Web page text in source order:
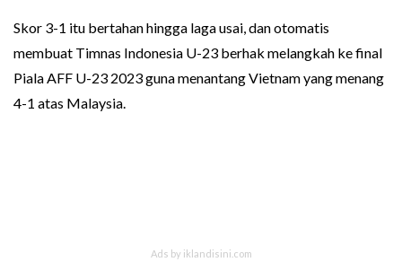
Skor 3-1 itu bertahan hingga laga usai, dan otomatis
membuat Timnas Indonesia U-23 berhak melangkah ke final
Piala AFF U-23 2023 guna menantang Vietnam yang menang
4-1 atas Malaysia.